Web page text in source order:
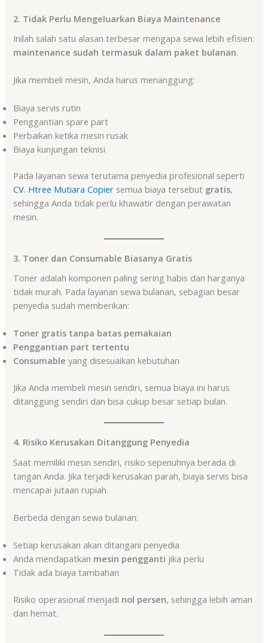
2. Tidak Perlu Mengeluarkan Biaya Maintenance
Inilah salah satu alasan terbesar mengapa sewa lebih efisien:
maintenance sudah termasuk dalam paket bulanan.
Jika membeli mesin, Anda harus menanggung:
Biaya servis rutin
Penggantian spare part
Perbaikan ketika mesin rusak
Biaya kunjungan teknisi
Pada layanan sewa terutama penyedia profesional seperti
CV. Htree Mutiara Copier semua biaya tersebut gratis,
sehingga Anda tidak perlu khawatir dengan perawatan
mesin.
3. Toner dan Consumable Biasanya Gratis
Toner adalah komponen paling sering habis dan harganya
tidak murah. Pada layanan sewa bulanan, sebagian besar
penyedia sudah memberikan:
Toner gratis tanpa batas pemakaian
Penggantian part tertentu
Consumable yang disesuaikan kebutuhan
Jika Anda membeli mesin sendiri, semua biaya ini harus
ditanggung sendiri dan bisa cukup besar setiap bulan.
4. Risiko Kerusakan Ditanggung Penyedia
Saat memiliki mesin sendiri, risiko sepenuhnya berada di
tangan Anda. Jika terjadi kerusakan parah, biaya servis bisa
mencapai jutaan rupiah.
Berbeda dengan sewa bulanan:
Setiap kerusakan akan ditangani penyedia
Anda mendapatkan mesin pengganti jika perlu
Tidak ada biaya tambahan
Risiko operasional menjadi nol persen, sehingga lebih aman
dan hemat.